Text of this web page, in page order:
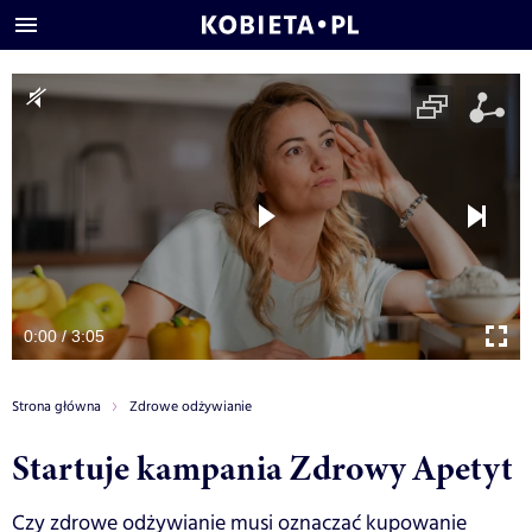
0:00 / 3:05
Strona główna Zdrowe odżywianie
Startuje kampania Zdrowy Apetyt
Czy zdrowe odżywianie musi oznaczać kupowanie